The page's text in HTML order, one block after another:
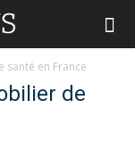
santé en France
de